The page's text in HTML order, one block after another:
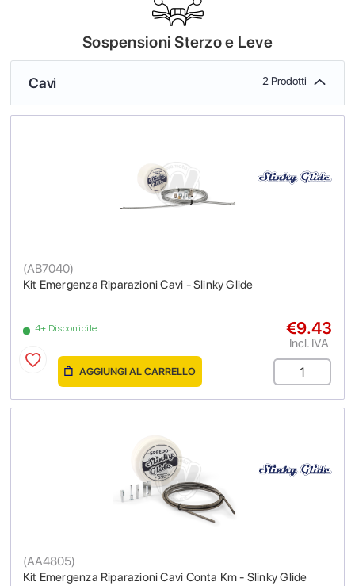
Sospensioni Sterzo e Leve
Cavi 2 Prodotti
Kit Emergenza Riparazioni Cavi - Slinky Glide
(AB7040)
4+ Disponibile €9.43
Incl. IVA
AGGIUNGI AL CARRELLO
Kit Emergenza Riparazioni Cavi Conta Km - Slinky Glide
(AA4805)